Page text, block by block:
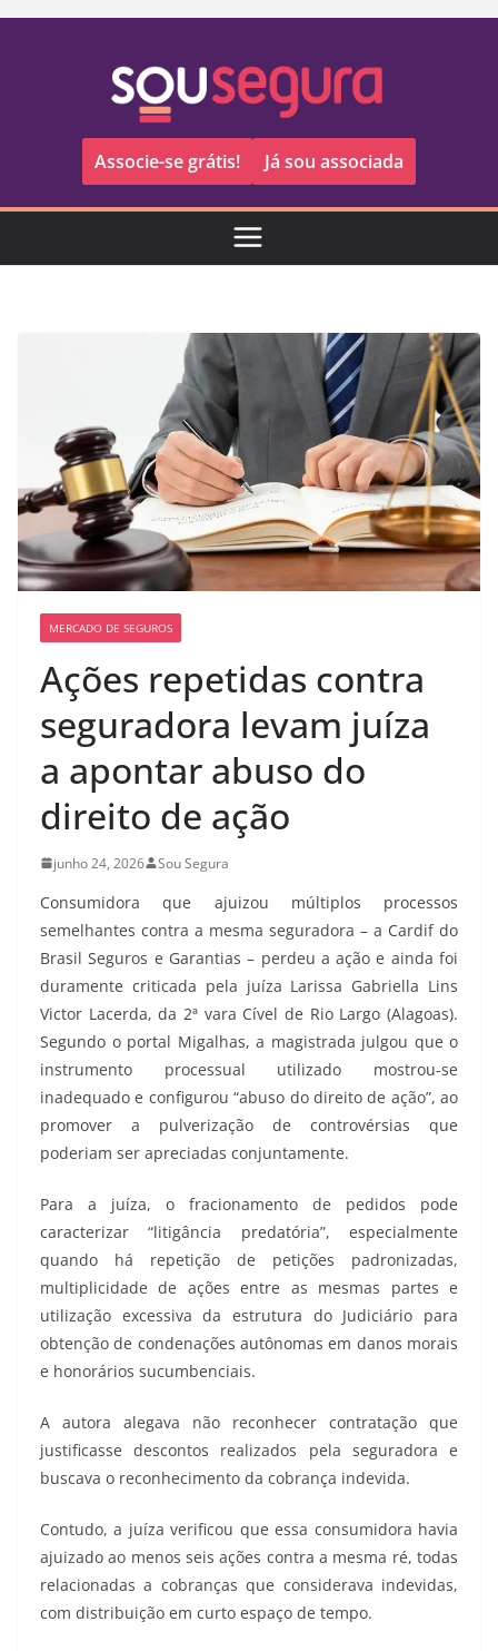
Pular
Associe-se grátis! Já sou associada
MERCADO DE SEGUROS
Ações repetidas contra
seguradora levam juíza
a apontar abuso do
direito de ação
junho 24, 2026 Sou Segura
Consumidora que ajuizou múltiplos processos
semelhantes contra a mesma seguradora – a Cardif do
Brasil Seguros e Garantias – perdeu a ação e ainda foi
duramente criticada pela juíza Larissa Gabriella Lins
Victor Lacerda, da 2ª vara Cível de Rio Largo (Alagoas).
Segundo o portal Migalhas, a magistrada julgou que o
instrumento processual utilizado mostrou-se
inadequado e configurou “abuso do direito de ação”, ao
promover a pulverização de controvérsias que
poderiam ser apreciadas conjuntamente.
Para a juíza, o fracionamento de pedidos pode
caracterizar “litigância predatória”, especialmente
quando há repetição de petições padronizadas,
multiplicidade de ações entre as mesmas partes e
utilização excessiva da estrutura do Judiciário para
obtenção de condenações autônomas em danos morais
e honorários sucumbenciais.
A autora alegava não reconhecer contratação que
justificasse descontos realizados pela seguradora e
buscava o reconhecimento da cobrança indevida.
Contudo, a juíza verificou que essa consumidora havia
ajuizado ao menos seis ações contra a mesma ré, todas
relacionadas a cobranças que considerava indevidas,
com distribuição em curto espaço de tempo.